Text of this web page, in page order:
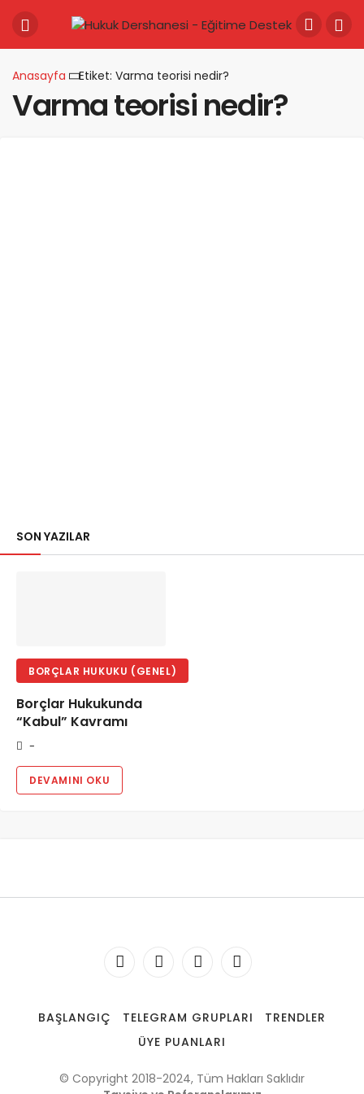
Anasayfa Etiket: Varma teorisi nedir?
Varma teorisi nedir?
SON YAZILAR
BORÇLAR HUKUKU (GENEL)
Borçlar Hukukunda
“Kabul” Kavramı
-
DEVAMINI OKU
BAŞLANGIÇ TELEGRAM GRUPLARI
TRENDLER
ÜYE PUANLARI
© Copyright 2018-2024, Tüm Hakları Saklıdır